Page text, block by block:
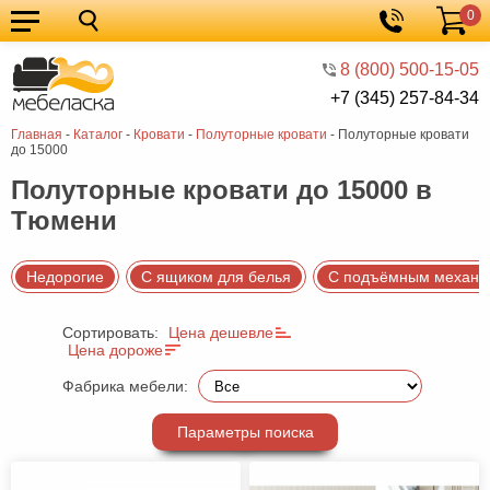
8 (800) 500-15-05
+7 (345) 257-84-34
Корзина
0
Главная - Каталог - Кровати - Полуторные кровати - Полуторные кровати
до 15000
Кухонные
гарнитуры
Мебель
для
кухни
Мебель
для
спальни
Кровати
Шкафы
Диваны
Мягкая
мебель
Детская
мебель
Мебель
Полуторные кровати до 15000 в
Тюмени
Недорогие С ящиком для белья С подъёмным
Сортировать:
Цена дешевле
Цена дороже
Фабрика мебели:
Параметры поиска